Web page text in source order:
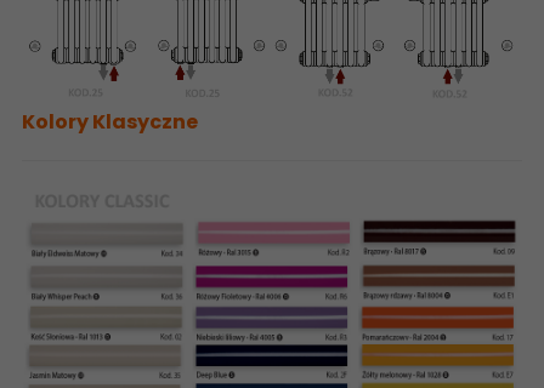
Kolory Klasyczne